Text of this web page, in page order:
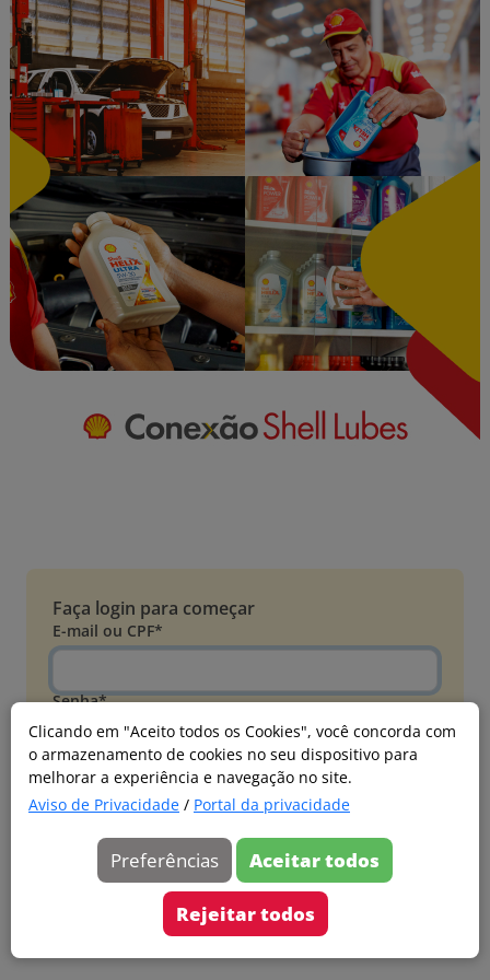
Clicando em "Aceito todos os Cookies", você concorda com
o armazenamento de cookies no seu dispositivo para
melhorar a experiência e navegação no site.
Aviso de Privacidade / Portal da privacidade
Preferências Aceitar todos
Rejeitar todos
Faça login para começar
E-mail ou CPF*
Senha*
Esqueci minha senha
Entrar
Acessar com Microsoft
Ainda não faz parte?
Cadastre-se
Versão 20260805.7